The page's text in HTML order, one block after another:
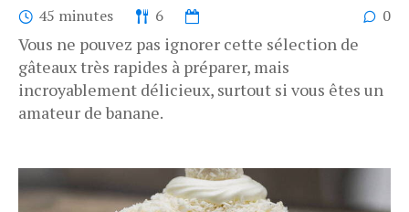
45 minutes 6 0
Vous ne pouvez pas ignorer cette sélection de
gâteaux très rapides à préparer, mais
incroyablement délicieux, surtout si vous êtes un
amateur de banane.